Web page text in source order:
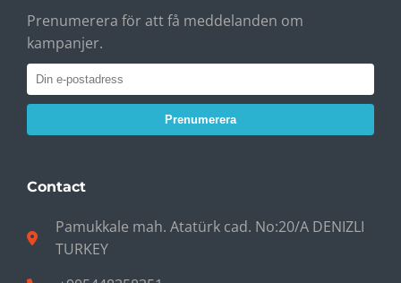
Prenumerera för att få meddelanden om
kampanjer.
Prenumerera
Contact
Pamukkale mah. Atatürk cad. No:20/A DENIZLI
TURKEY